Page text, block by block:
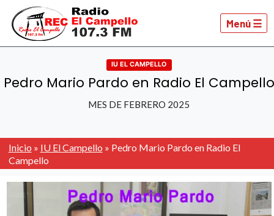
Menú ☰
IU EL CAMPELLO
Pedro Mario Pardo en Radio El Campello
MES DE FEBRERO 2025
Inicio » IU El Campello » Pedro Mario Pardo en Radio El
Campello